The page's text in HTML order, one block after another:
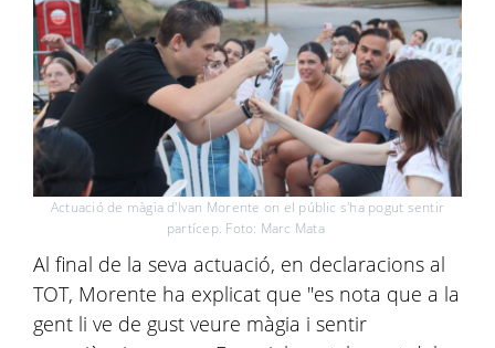
Actuació de màgia d'Ivan Morente on el públic s'ha pogut sentir
partícep. Foto: Marc Mata
Al final de la seva actuació, en declaracions al
TOT, Morente ha explicat que "es nota que a la
gent li ve de gust veure màgia i sentir